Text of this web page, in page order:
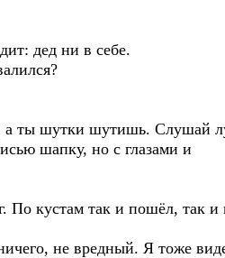
дед ни в себе.
ты шутки шутишь. Слушай
шапку, но с глазами и
кустам так и пошёл, так и
не вредный. Я тоже